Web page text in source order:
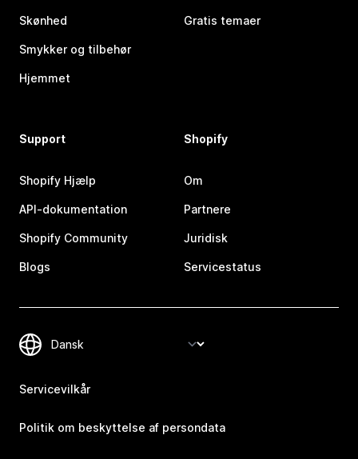
Skønhed
Smykker og tilbehør
Hjemmet
Gratis temaer
Support
Shopify Hjælp
API-dokumentation
Shopify Community
Blogs
Shopify
Om
Partnere
Juridisk
Servicestatus
Servicevilkår
Politik om beskyttelse af persondata